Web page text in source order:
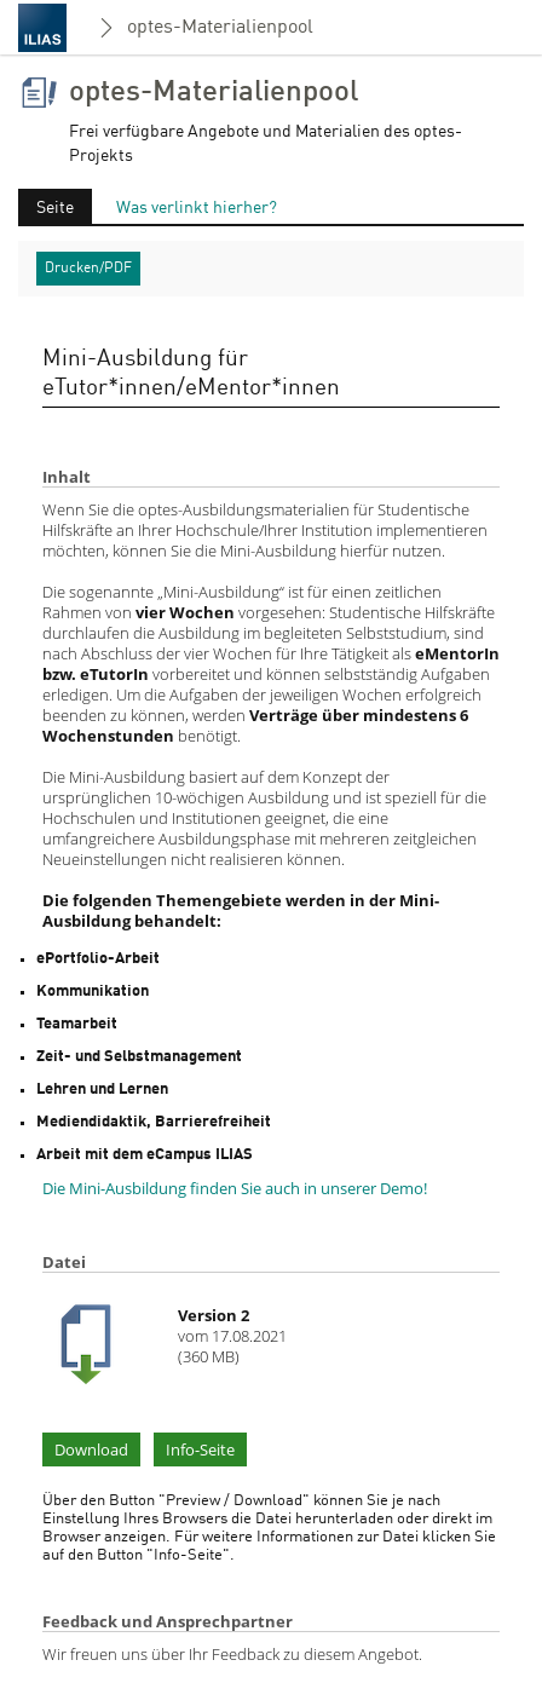
optes-Materialienpool
optes-Materialienpool
Frei verfügbare Angebote und Materialien des optes-
Projekts
Seite Was verlinkt hierher?
Drucken/PDF
Mini-Ausbildung für
eTutor*innen/eMentor*innen
Inhalt
Wenn Sie die optes-Ausbildungsmaterialien für Studentische
Hilfskräfte an Ihrer Hochschule/Ihrer Institution implementieren
möchten, können Sie die Mini-Ausbildung hierfür nutzen.
Die sogenannte „Mini-Ausbildung“ ist für einen zeitlichen
Rahmen von vier Wochen vorgesehen: Studentische Hilfskräfte
durchlaufen die Ausbildung im begleiteten Selbststudium, sind
nach Abschluss der vier Wochen für Ihre Tätigkeit alseMentorIn
bzw. eTutorIn vorbereitet und können selbstständig Aufgaben
erledigen. Um die Aufgaben der jeweiligen Wochen erfolgreich
beenden zu können, werden Verträge über mindestens 6
Wochenstunden benötigt.
Die Mini-Ausbildung basiert auf dem Konzept der
ursprünglichen 10-wöchigen Ausbildung und ist speziell für die
Hochschulen und Institutionen geeignet, die eine
umfangreichere Ausbildungsphase mit mehreren zeitgleichen
Neueinstellungen nicht realisieren können.
Die folgenden Themengebiete werden in der Mini-
Ausbildung behandelt:
ePortfolio-Arbeit
Kommunikation
Teamarbeit
Zeit- und Selbstmanagement
Lehren und Lernen
Mediendidaktik, Barrierefreiheit
Arbeit mit dem eCampus ILIAS
Die Mini-Ausbildung finden Sie auch in unserer Demo!
Datei
Version 2
vom 17.08.2021
(360 MB)
Download Info-Seite
Über den Button "Preview / Download" können Sie je nach
Einstellung Ihres Browsers die Datei herunterladen oder direkt im
Browser anzeigen. Für weitere Informationen zur Datei klicken Sie
auf den Button "Info-Seite".
Feedback und Ansprechpartner
Wir freuen uns über Ihr Feedback zu diesem Angebot.